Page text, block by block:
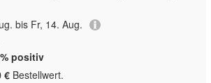
bis Fr, 14. Aug.
positiv
€ Bestellwert.